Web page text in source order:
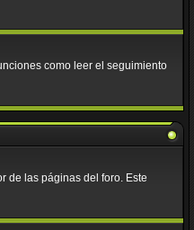
como leer el seguimiento
de las páginas del foro. Este